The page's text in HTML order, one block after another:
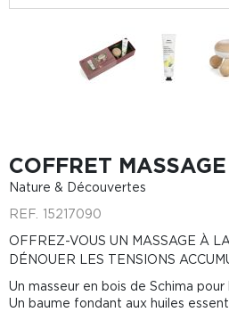
COFFRET
Nature & Découvertes
REF. 15217090
OFFREZ-VOUS UN MASSAGE À
DÉNOUER LES TENSIONS
Un masseur en bois de Schima pour
Un baume fondant aux huiles